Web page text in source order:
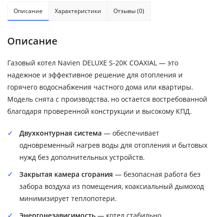
Описание Характеристики Отзывы (0)
Описание
Газовый котел Navien DELUXE S-20K COAXIAL — это
надежное и эффективное решение для отопления и
горячего водоснабжения частного дома или квартиры.
Модель снята с производства, но остается востребованной
благодаря проверенной конструкции и высокому КПД.
Двухконтурная система — обеспечивает
одновременный нагрев воды для отопления и бытовых
нужд без дополнительных устройств.
Закрытая камера сгорания — безопасная работа без
забора воздуха из помещения, коаксиальный дымоход
минимизирует теплопотери.
Энергонезависимость — котел стабильно